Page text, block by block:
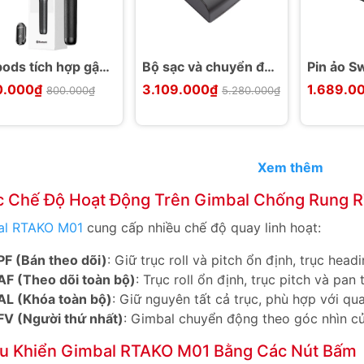
tích hợp gậy
Bluetooth
LP586
800.000₫
Bộ sạc và chuyển đổi
SONY BP-U 2 kênh
Swit S-3602U DC
3.109.000₫ 5.280.000₫
Pin ảo
DF570R
xoay
Xem thêm
Chế Độ Hoạt Động Trên Gimbal Chống Rung
RTAKO M01 cung cấp nhiều chế độ quay linh hoạt:
(Bán theo dõi): Giữ trục roll và pitch ổn định, trục
(Theo dõi toàn bộ): Trục roll ổn định, trục pitch và pan
(Khóa toàn bộ): Giữ nguyên tất cả trục, phù hợp với
(Người thứ nhất): Gimbal chuyển động theo góc nhìn
Khiển Gimbal RTAKO M01 Bằng Các Nút Bấm